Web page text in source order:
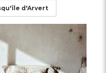
d'Arvert